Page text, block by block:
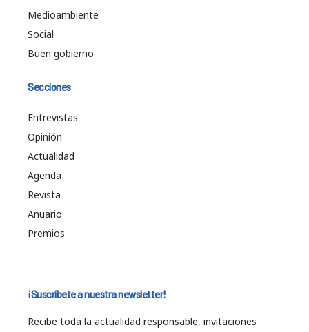
Medioambiente
Social
Buen gobierno
Secciones
Entrevistas
Opinión
Actualidad
Agenda
Revista
Anuario
Premios
¡Suscríbete a nuestra newsletter!
Recibe toda la actualidad responsable, invitaciones